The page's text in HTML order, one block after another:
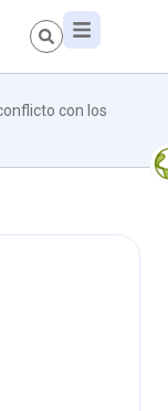
con los